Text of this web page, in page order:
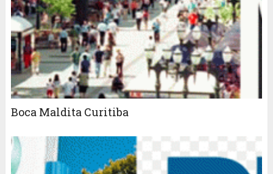
Boca Maldita Curitiba